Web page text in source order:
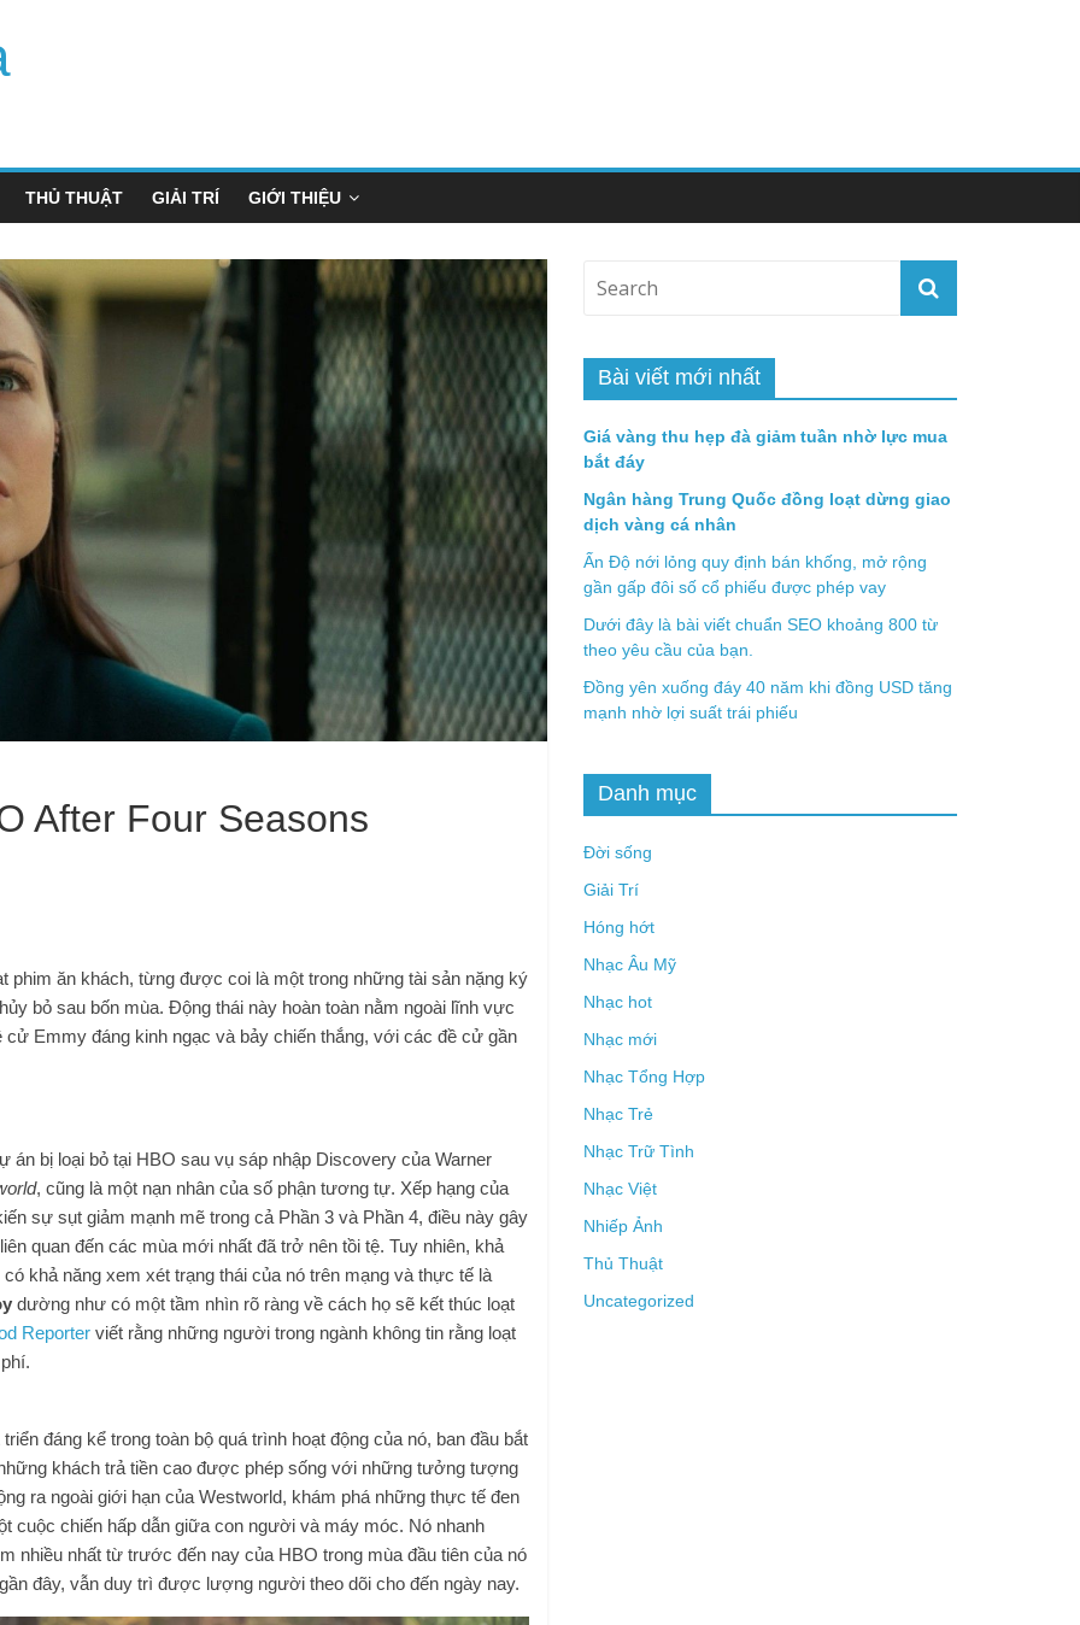
THỦ THUẬT GIẢI TRÍ GIỚI THIỆU
After Four Seasons
phim ăn khách, từng được coi là một trong những tài sản nặng ký
bỏ sau bốn mùa. Động thái này hoàn toàn nằm ngoài lĩnh vực
Emmy đáng kinh ngạc và bảy chiến thắng, với các đề cử gần
án bị loại bỏ tại HBO sau vụ sáp nhập Discovery của Warner
, cũng là một nạn nhân của số phận tương tự. Xếp hạng của
​​sự sụt giảm mạnh mẽ trong cả Phần 3 và Phần 4, điều này gây
quan đến các mùa mới nhất đã trở nên tồi tệ. Tuy nhiên, khả
khả năng xem xét trạng thái của nó trên mạng và thực tế là
dường như có một tầm nhìn rõ ràng về cách họ sẽ kết thúc loạt
Reporter viết rằng những người trong ngành không tin rằng loạt
đáng kể trong toàn bộ quá trình hoạt động của nó, ban đầu bắt
khách trả tiền cao được phép sống với những tưởng tượng
ra ngoài giới hạn của Westworld, khám phá những thực tế đen
cuộc chiến hấp dẫn giữa con người và máy móc. Nó nhanh
nhiều nhất từ ​​trước đến nay của HBO trong mùa đầu tiên của nó
đây, vẫn duy trì được lượng người theo dõi cho đến ngày nay.
Bài viết mới nhất
Giá vàng thu hẹp đà giảm tuần nhờ lực mua
bắt đáy
Ngân hàng Trung Quốc đồng loạt dừng giao
dịch vàng cá nhân
Ấn Độ nới lỏng quy định bán khống, mở rộng
gần gấp đôi số cổ phiếu được phép vay
Dưới đây là bài viết chuẩn SEO khoảng 800 từ
theo yêu cầu của bạn.
Đồng yên xuống đáy 40 năm khi đồng USD tăng
mạnh nhờ lợi suất trái phiếu
Danh mục
Đời sống
Giải Trí
Hóng hớt
Nhạc Âu Mỹ
Nhạc hot
Nhạc mới
Nhạc Tổng Hợp
Nhạc Trẻ
Nhạc Trữ Tình
Nhạc Việt
Nhiếp Ảnh
Thủ Thuật
Uncategorized